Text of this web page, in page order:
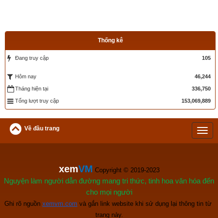
Ngày sinh(DL)
Giới tính
Thống kê
Đang truy cập 105
Hôm nay 46,244
Tháng hiện tại 336,750
Tổng lượt truy cập 153,069,889
Về đầu trang
xemVM Copyright © 2019-2023
Nguyện làm người dẫn đường mang tri thức, tinh hoa văn hóa đến
cho mọi người
Ghi rõ nguồn xemvm.com và gắn link website khi sử dụng lại thông tin từ
trang này.